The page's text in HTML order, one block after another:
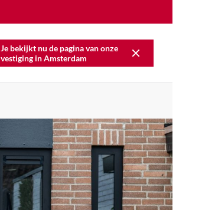
Je bekijkt nu de pagina van onze
vestiging inAmsterdam